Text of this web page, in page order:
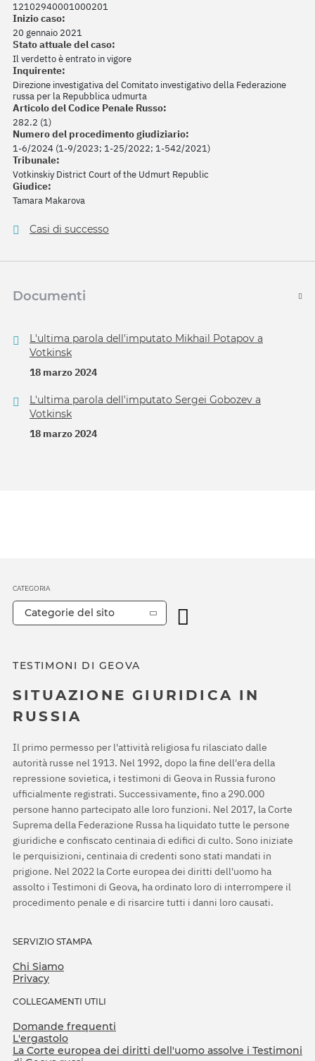
12102940001000201
Inizio caso:
20 gennaio 2021
Stato attuale del caso:
Il verdetto è entrato in vigore
Inquirente:
Direzione investigativa del Comitato investigativo della Federazione
russa per la Repubblica udmurta
Articolo del Codice Penale Russo:
282.2 (1)
Numero del procedimento giudiziario:
1-6/2024 (1-9/2023; 1-25/2022; 1-542/2021)
Tribunale:
Votkinskiy District Court of the Udmurt Republic
Giudice:
Tamara Makarova
Casi di successo
Documenti
L'ultima parola dell'imputato Mikhail Potapov a
Votkinsk
18 marzo 2024
L'ultima parola dell'imputato Sergei Gobozev a
Votkinsk
18 marzo 2024
TESTIMONI DI GEOVA
SITUAZIONE GIURIDICA IN
RUSSIA
Il primo permesso per l'attività religiosa fu rilasciato dalle
autorità russe nel 1913. Nel 1992, dopo la fine dell'era della
repressione sovietica, i testimoni di Geova in Russia furono
ufficialmente registrati. Successivamente, fino a 290.000
persone hanno partecipato alle loro funzioni. Nel 2017, la Corte
Suprema della Federazione Russa ha liquidato tutte le persone
giuridiche e confiscato centinaia di edifici di culto. Sono iniziate
le perquisizioni, centinaia di credenti sono stati mandati in
prigione. Nel 2022 la Corte europea dei diritti dell'uomo ha
assolto i Testimoni di Geova, ha ordinato loro di interrompere il
procedimento penale e di risarcire tutti i danni loro causati.
SERVIZIO STAMPA
Chi Siamo
Privacy
COLLEGAMENTI UTILI
Domande frequenti
L'ergastolo
La Corte europea dei diritti dell'uomo assolve i Testimoni
CATEGORIA
Categorie del sito